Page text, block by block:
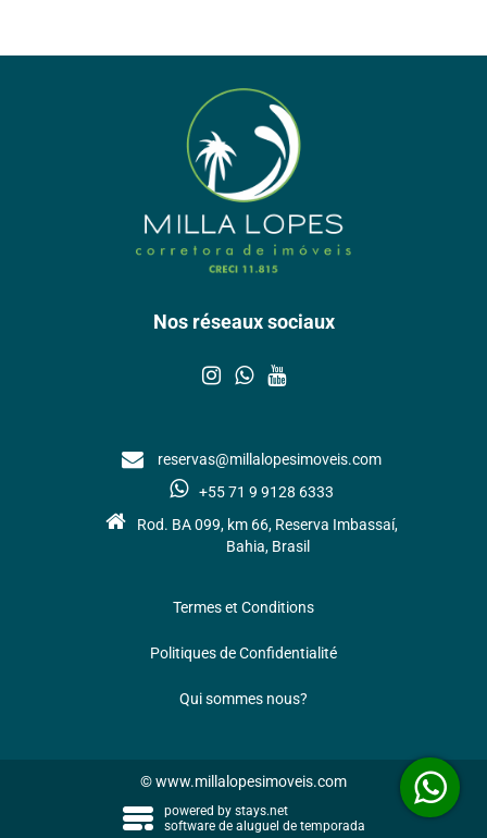
Nos réseaux sociaux
reservas@millalopesimoveis.com
+55 71 9 9128 6333
Rod. BA 099, km 66, Reserva Imbassaí,
Bahia, Brasil
Termes et Conditions
Politiques de Confidentialité
Qui sommes nous?
© www.millalopesimoveis.com
powered by stays.net
software de aluguel de temporada